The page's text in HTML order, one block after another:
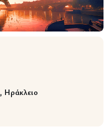
Ηράκλειο